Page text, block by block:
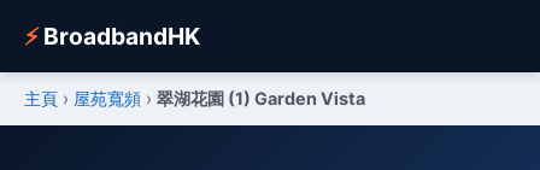
⚡BroadbandHK
主頁 › 屋苑寬頻 › 翠湖花園 (1) Garden Vista